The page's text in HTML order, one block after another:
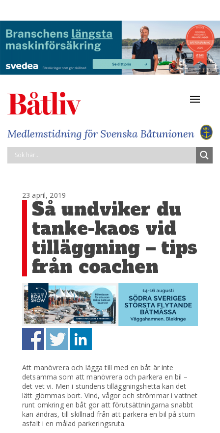
23 april, 2019
Så undviker du
tanke-kaos vid
tilläggning – tips
från coachen
Att manövrera och lägga till med en båt är inte
detsamma som att manövrera och parkera en bil –
det vet vi. Men i stundens tilläggningshetta kan det
lätt glömmas bort. Vind, vågor och strömmar i vattnet
runt omkring en båt gör att förutsättningarna snabbt
kan ändras, till skillnad från att parkera en bil på stum
asfalt i en målad parkeringsruta.